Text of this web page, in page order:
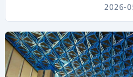
2026-